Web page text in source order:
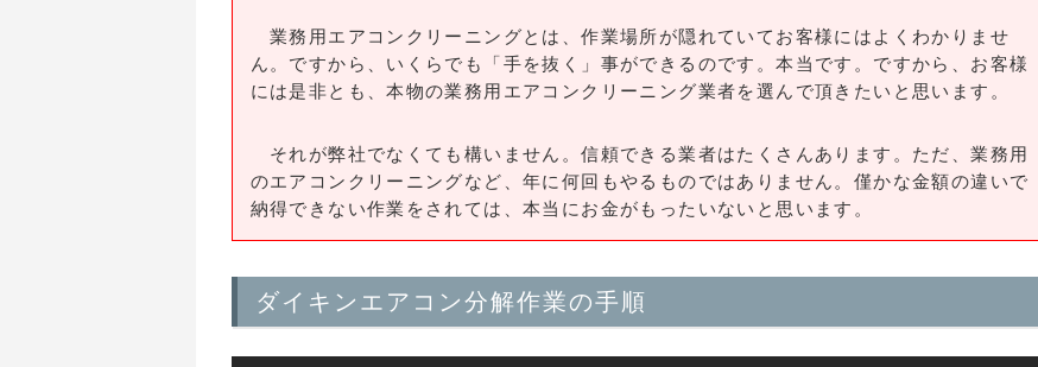
業務用エアコンクリーニングとは、作業場所が隠れていてお客様にはよくわかりませ
ん。ですから、いくらでも「手を抜く」事ができるのです。本当です。ですから、お客様
には是非とも、本物の業務用エアコンクリーニング業者を選んで頂きたいと思います。
それが弊社でなくても構いません。信頼できる業者はたくさんあります。ただ、業務用
のエアコンクリーニングなど、年に何回もやるものではありません。僅かな金額の違いで
納得できない作業をされては、本当にお金がもったいないと思います。
ダイキンエアコン分解作業の手順